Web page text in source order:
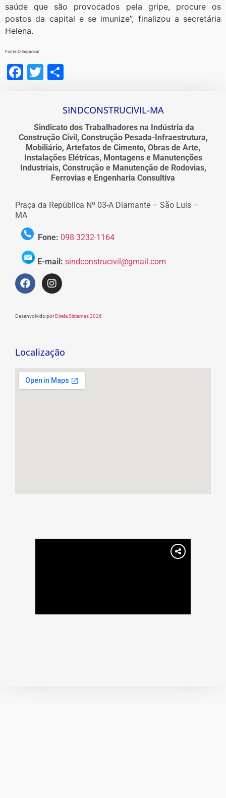
saúde que são provocados pela gripe, procure os
postos da capital e se imunize”, finalizou a secretária
Helena.
Fonte:O Imparcial
Facebook
Twitter
SINDCONSTRUCIVIL-MA
Sindicato dos Trabalhadores na Indústria da
Construção Civil, Construção Pesada-Infraestrutura,
Mobiliário, Artefatos de Cimento, Obras de Arte,
Instalações Elétricas, Montagens e Manutenções
Industriais, Construção e Manutenção de Rodovias,
Ferrovias e Engenharia Consultiva
Praça da República Nº 03-A Diamante – São Luís –
MA
Fone: 098 3232-1164
E-mail: sindconstrucivil@gmail.com
Desenvolvido porDireta Sistemas 2026
Localização